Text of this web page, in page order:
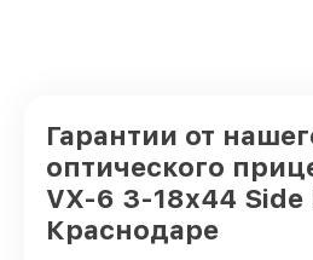
Гарантии от
оптического
VX-6 3-18x44 Side
Краснодаре